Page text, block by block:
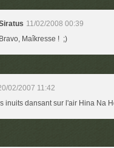
11/02/2008 00:39
Bravo, Maîkresse ! ;)
02/2007 11:42
inuits dansant sur l'air Hina Na